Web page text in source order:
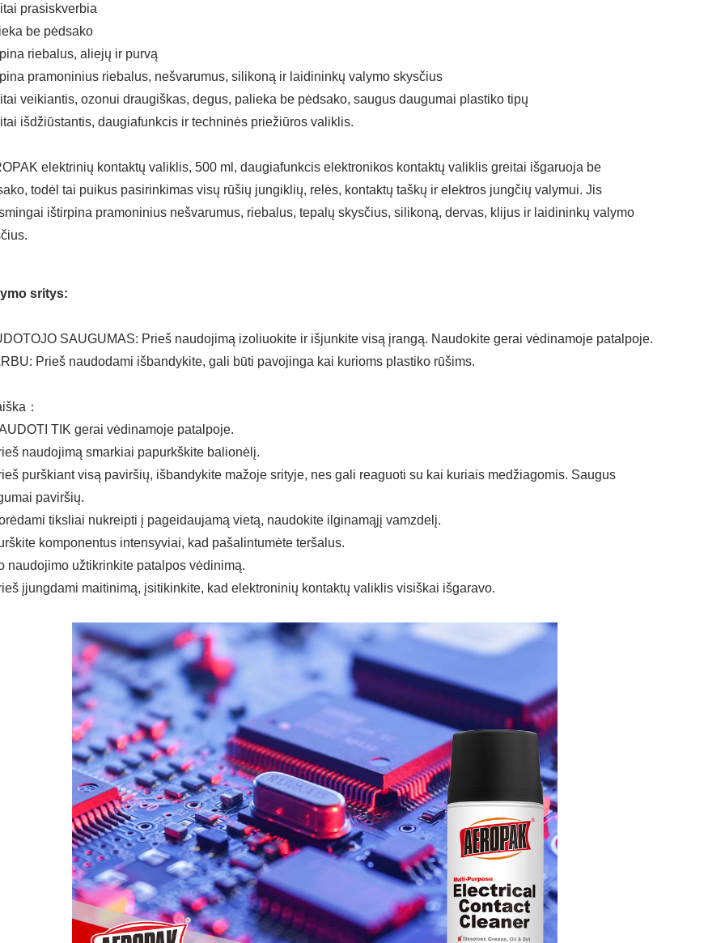
prasiskverbia
be pėdsako
riebalus, aliejų ir purvą
pramoninius riebalus, nešvarumus, silikoną ir laidininkų valymo skysčius
veikiantis, ozonui draugiškas, degus, palieka be pėdsako, saugus daugumai plastiko tipų
išdžiūstantis, daugiafunkcis ir techninės priežiūros valiklis.
elektrinių kontaktų valiklis, 500 ml, daugiafunkcis elektronikos kontaktų valiklis greitai išgaruoja be
todėl tai puikus pasirinkimas visų rūšių jungiklių, relės, kontaktų taškų ir elektros jungčių valymui. Jis
ištirpina pramoninius nešvarumus, riebalus, tepalų skysčius, silikoną, dervas, klijus ir laidininkų valymo
sritys:
SAUGUMAS: Prieš naudojimą izoliuokite ir išjunkite visą įrangą. Naudokite gerai vėdinamoje patalpoje.
Prieš naudodami išbandykite, gali būti pavojinga kai kurioms plastiko rūšims.
：
TIK gerai vėdinamoje patalpoje.
naudojimą smarkiai papurkškite balionėlį.
purškiant visą paviršių, išbandykite mažoje srityje, nes gali reaguoti su kai kuriais medžiagomis. Saugus
paviršių.
tiksliai nukreipti į pageidaujamą vietą, naudokite ilginamąjį vamzdelį.
komponentus intensyviai, kad pašalintumėte teršalus.
naudojimo užtikrinkite patalpos vėdinimą.
įjungdami maitinimą, įsitikinkite, kad elektroninių kontaktų valiklis visiškai išgaravo.